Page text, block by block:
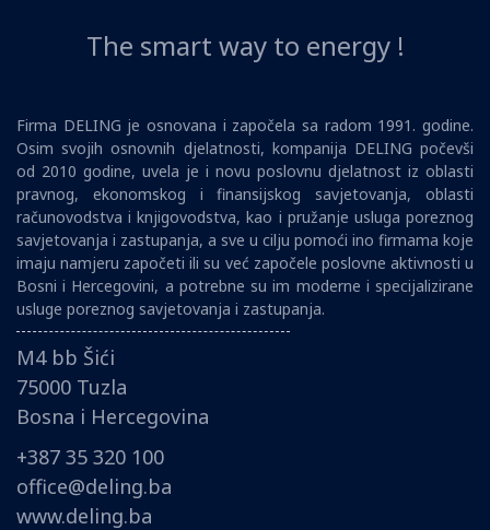
The smart way to energy !
Firma DELING je osnovana i započela sa radom 1991. godine.
Osim svojih osnovnih djelatnosti, kompanija DELING počevši
od 2010 godine, uvela je i novu poslovnu djelatnost iz oblasti
pravnog, ekonomskog i finansijskog savjetovanja, oblasti
računovodstva i knjigovodstva, kao i pružanje usluga poreznog
savjetovanja i zastupanja, a sve u cilju pomoći ino firmama koje
imaju namjeru započeti ili su već započele poslovne aktivnosti u
Bosni i Hercegovini, a potrebne su im moderne i specijalizirane
usluge poreznog savjetovanja i zastupanja.
M4 bb Šići
75000 Tuzla
Bosna i Hercegovina
+387 35 320 100
office@deling.ba
www.deling.ba